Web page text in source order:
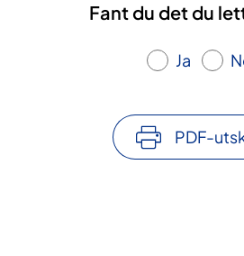
Fant du det du
Ja
PDF-